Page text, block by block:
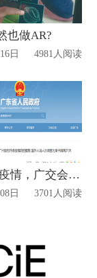
也做AR?
日 4981人阅读
考虑当下疫情，广交会出新规！
日 3701人阅读